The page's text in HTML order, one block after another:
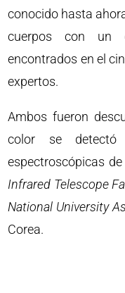
conocido hasta
cuerpos con un
encontrados en el
expertos.
Ambos fueron
color se detectó
espectroscópicas
Infrared Telescope
National University
Corea.